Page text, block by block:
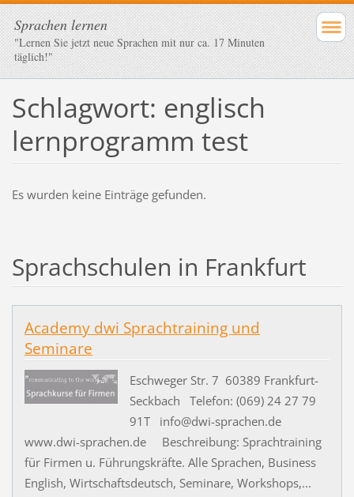
Sprachen lernen
"Lernen Sie jetzt neue Sprachen mit nur ca. 17 Minuten
täglich!"
Schlagwort: englisch
lernprogramm test
Es wurden keine Einträge gefunden.
Sprachschulen in Frankfurt
Academy dwi Sprachtraining und
Seminare
Eschweger Str. 7 60389 Frankfurt-
Seckbach Telefon: (069) 24 27 79
91T info@dwi-sprachen.de
www.dwi-sprachen.de Beschreibung: Sprachtraining
für Firmen u. Führungskräfte. Alle Sprachen, Business
English, Wirtschaftsdeutsch, Seminare, Workshops,...